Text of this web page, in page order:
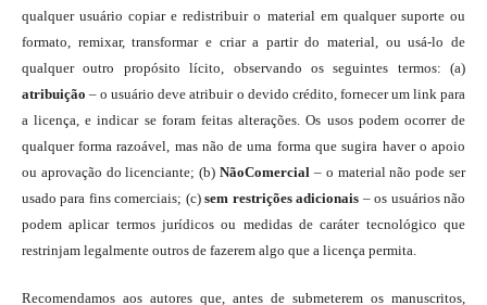
qualquer usuário copiar e redistribuir o material em qualquer suporte ou
formato, remixar, transformar e criar a partir do material, ou usá-lo de
qualquer outro propósito lícito, observando os seguintes termos: (a)
atribuição – o usuário deve atribuir o devido crédito, fornecer um link para
a licença, e indicar se foram feitas alterações. Os usos podem ocorrer de
qualquer forma razoável, mas não de uma forma que sugira haver o apoio
ou aprovação do licenciante; (b)NãoComercial – o material não pode ser
usado para fins comerciais; (c)sem restrições adicionais – os usuários não
podem aplicar termos jurídicos ou medidas de caráter tecnológico que
restrinjam legalmente outros de fazerem algo que a licença permita.
Recomendamos aos autores que, antes de submeterem os manuscritos,